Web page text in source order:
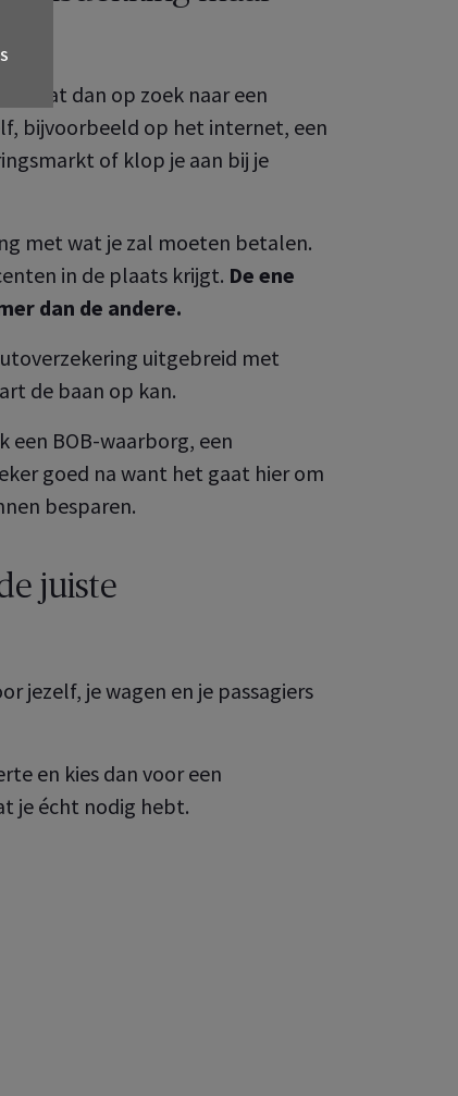
gaat dan op zoek naar een
bijvoorbeeld op het internet, een
of klop je aan bij je
met wat je zal moeten betalen.
in de plaats krijgt. De ene
dan de andere.
uitgebreid met
de baan op kan.
een BOB-waarborg, een
goed na want het gaat hier om
besparen.
juiste
jezelf, je wagen en je passagiers
en kies dan voor een
je écht nodig hebt.